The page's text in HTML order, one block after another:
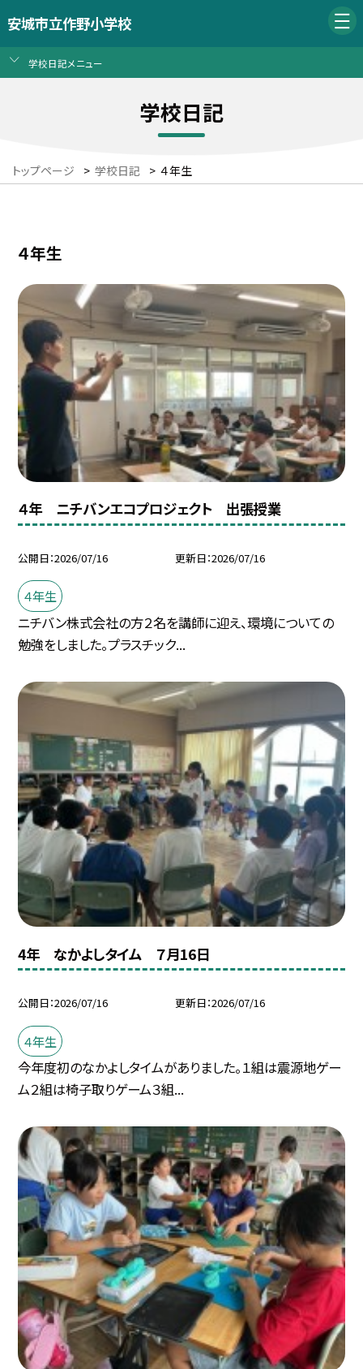
安城市立作野小学校
学校日記メニュー
学校日記
トップページ > 学校日記 > ４年生
４年生
４年 ニチバンエコプロジェクト 出張授業
公開日 2026/07/16 更新日 2026/07/16
４年生
ニチバン株式会社の方２名を講師に迎え、環境についての
勉強をしました。プラスチック...
4年 なかよしタイム ７月16日
公開日 2026/07/16 更新日 2026/07/16
４年生
今年度初のなかよしタイムがありました。１組は震源地ゲー
ム２組は椅子取りゲーム３組...